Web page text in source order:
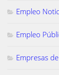
Empleo
Empleo
Empresas